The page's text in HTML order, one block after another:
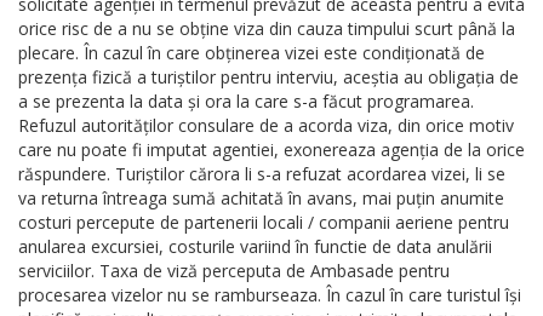
orice risc de a nu se obține viza din cauza timpului scurt până la
plecare. În cazul în care obținerea vizei este condiționată de
prezența fizică a turiștilor pentru interviu, aceștia au obligația de
a se prezenta la data și ora la care s-a făcut programarea.
Refuzul autorităților consulare de a acorda viza, din orice motiv
care nu poate fi imputat agentiei, exonereaza agenția de la orice
răspundere. Turiștilor cărora li s-a refuzat acordarea vizei, li se
va returna întreaga sumă achitată în avans, mai puțin anumite
costuri percepute de partenerii locali / companii aeriene pentru
anularea excursiei, costurile variind în functie de data anulării
serviciilor. Taxa de viză perceputa de Ambasade pentru
procesarea vizelor nu se ramburseaza. În cazul în care turistul își